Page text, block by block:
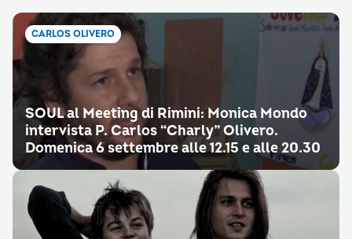
CARLOS OLIVERO
SOUL al Meeting di Rimini: Monica Mondo
intervista P. Carlos “Charly” Olivero.
Domenica 6 settembre alle 12.15 e alle 20.30